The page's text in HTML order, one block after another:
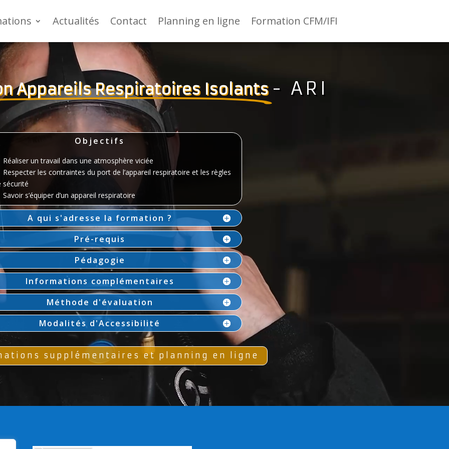
Actualités Contact Planning en ligne Formation CFM/IFI
Appareils Respiratoires Isolants - ARI
Objectifs
Réaliser un travail dans une atmosphère viciée
Respecter les contraintes du port de l’appareil respiratoire et les règles
sécurité
Savoir s’équiper d’un appareil respiratoire
A qui s'adresse la formation ?
Pré-requis
Pédagogie
Informations complémentaires
Méthode d'évaluation
Modalités d'Accessibilité
supplémentaires et planning en ligne